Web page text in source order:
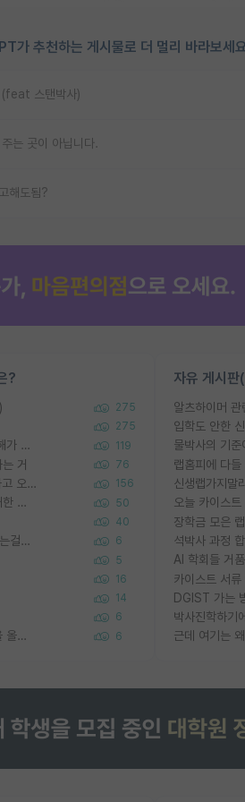
가 추천하는 게시물로 더 멀리 바라보세
(feat 스탠박사)
는 곳이 아닙니다.
해도됨?
?
275
275
대학원생들 교수에게 가스라이팅 당한 것은 이해가 갑니다. 안타깝네요. 119
거 76
석사입학예정생 분들! 제발 어느 정도 각오는 하고 오세요. 156
포스텍 억까에 대해 (동문의 학문적 아웃풋에 대한 반박) 50
40
왜 후배가 못하는걸 교수님은 내 책임으로 돌리는걸까요? 6
5
16
14
6
정보보안 연구하는 입장에선 식별가능한 사진을 올리는건 비추이긴함 6
자유 게시판
알츠하이머
입학도 안한
물박사의 기
랩홈피에 다
신생랩가지말
오늘 카이스트
장학금 모은
AI 학회들 거
카이스트 서
DGIST 가는
근데 여기는